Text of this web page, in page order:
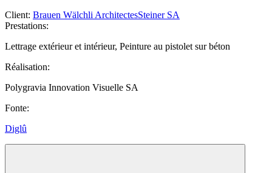
Client: Brauen Wälchli ArchitectesSteiner SA
Prestations:
Lettrage extérieur et intérieur, Peinture au pistolet sur béton
Réalisation:
Polygravia Innovation Visuelle SA
Fonte:
Diglû